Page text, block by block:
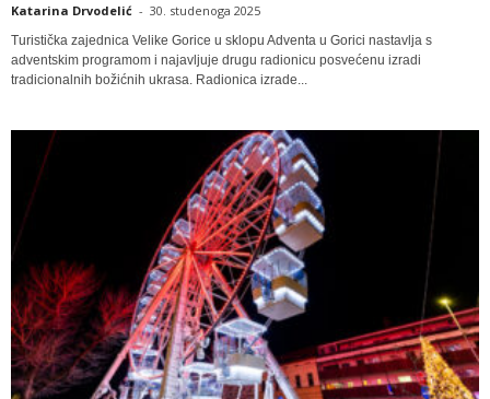
Katarina Drvodelić - 30. studenoga 2025
Turistička zajednica Velike Gorice u sklopu Adventa u Gorici nastavlja s
adventskim programom i najavljuje drugu radionicu posvećenu izradi
tradicionalnih božićnih ukrasa. Radionica izrade...